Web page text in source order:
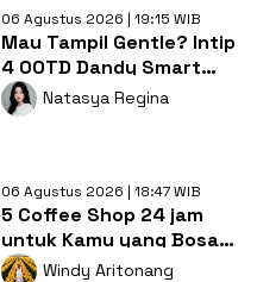
06 Agustus 2026 | 19:15 WIB
Mau Tampil Gentle? Intip
4 OOTD Dandy Smart
Casual ala Kang Hoon
Natasya Regina
06 Agustus 2026 | 18:47 WIB
5 Coffee Shop 24 jam
untuk Kamu yang Bosan
Nugas di Kos
Windy Aritonang